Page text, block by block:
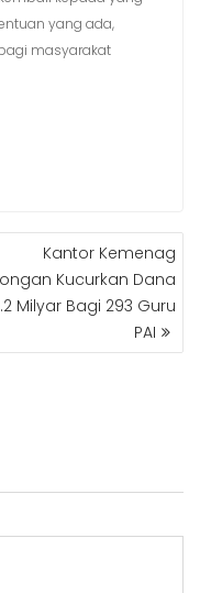
yang ada,
masyarakat
Kantor Kemenag
Kucurkan Dana
Milyar Bagi 293 Guru
PAI